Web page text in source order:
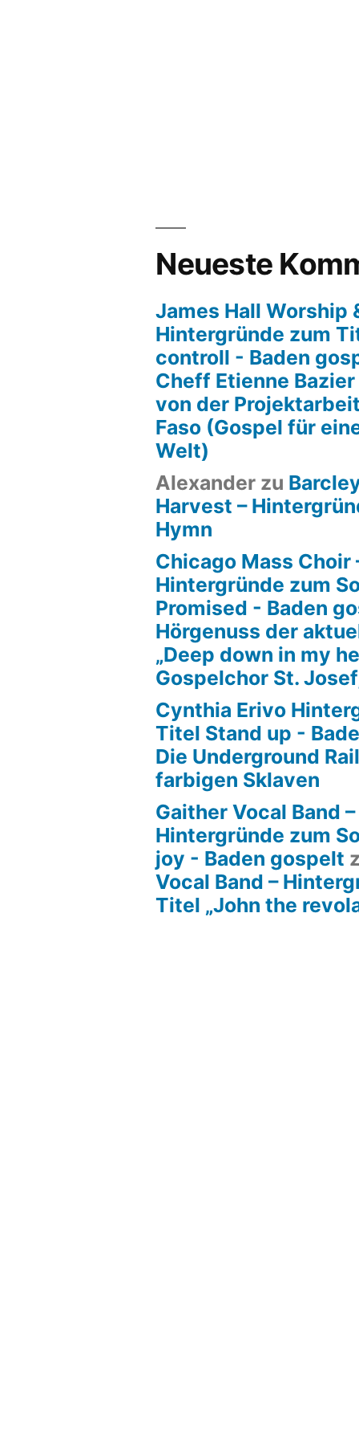
Neueste
James Hall Worship
Hintergründe zum
controll - Baden
Cheff Etienne
von der
Faso (Gospel für
Welt)
Alexander zu
Harvest –
Hymn
Chicago Mass Choir
Hintergründe zum
Promised - Baden
Hörgenuss der
„Deep down in my
Gospelchor St.
Cynthia Erivo
Titel Stand up -
Die Underground
farbigen Sklaven
Gaither Vocal Band –
Hintergründe zum
joy - Baden gospelt
Vocal Band –
Titel „John the